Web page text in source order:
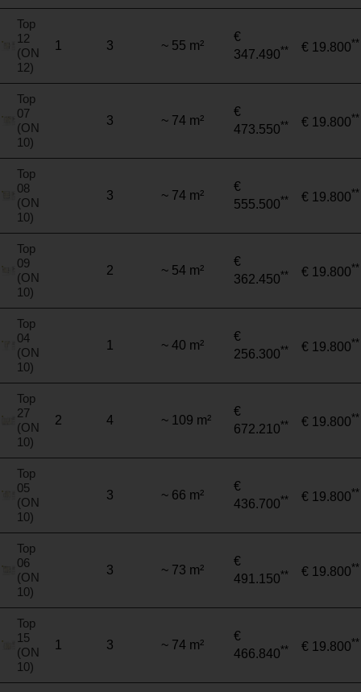
Top
12
(ON
12)
1 3 ~ 55 m²
€
347.490** € 19.800**
Top
07
(ON
10)
3 ~ 74 m²
€
473.550** € 19.800**
Top
08
(ON
10)
3 ~ 74 m²
€
555.500** € 19.800**
Top
09
(ON
10)
2 ~ 54 m²
€
362.450** € 19.800**
Top
04
(ON
10)
1 ~ 40 m²
€
256.300** € 19.800**
Top
27
(ON
10)
2 4 ~ 109 m²
€
672.210** € 19.800**
Top
05
(ON
10)
3 ~ 66 m²
€
436.700** € 19.800**
Top
06
(ON
10)
3 ~ 73 m²
€
491.150** € 19.800**
Top
15
(ON
10)
1 3 ~ 74 m²
€
466.840** € 19.800**